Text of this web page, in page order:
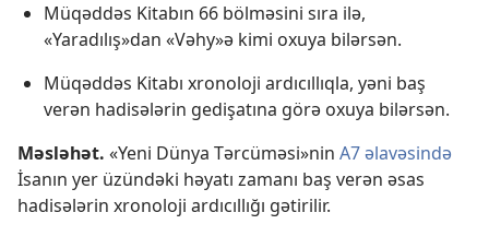
Müqəddəs Kitabın 66 bölməsini sıra ilə,
«Yaradılış»dan «Vəhy»ə kimi oxuya bilərsən.
Müqəddəs Kitabı xronoloji ardıcıllıqla, yəni baş
verən hadisələrin gedişatına görə oxuya bilərsən.
Məsləhət. «Yeni Dünya Tərcüməsi»nin A7 əlavəsində
İsanın yer üzündəki həyatı zamanı baş verən əsas
hadisələrin xronoloji ardıcıllığı gətirilir.